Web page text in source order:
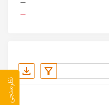
—
—
نظرسنجی